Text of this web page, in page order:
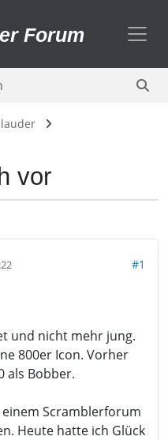
Forum
vor
#1
und nicht mehr jung.
800er Icon. Vorher
als Bobber.
Scramblerforum
Heute hatte ich Glück